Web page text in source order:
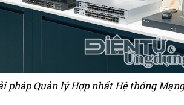
pháp Quản lý Hợp nhất Hệ thống